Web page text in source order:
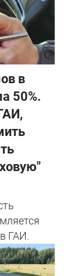
в
50%.
ГАИ.